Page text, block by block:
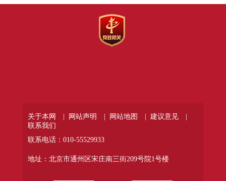
关于本网 | 网站声明 | 网站地图 |
建议意见 |
联系我们
联系电话：010-55529933
地址：北京市通州区宋庄南三街209号院1号楼